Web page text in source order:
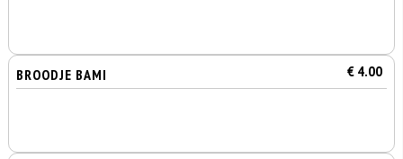
BROODJE BAMI € 4.00